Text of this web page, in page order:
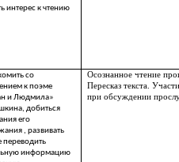
интерес к чтению
со
к поэме
и Людмила»
добиться
его
, развивать
переводить
информацию
Осознанное чтение
Пересказ текста.
при обсуждении